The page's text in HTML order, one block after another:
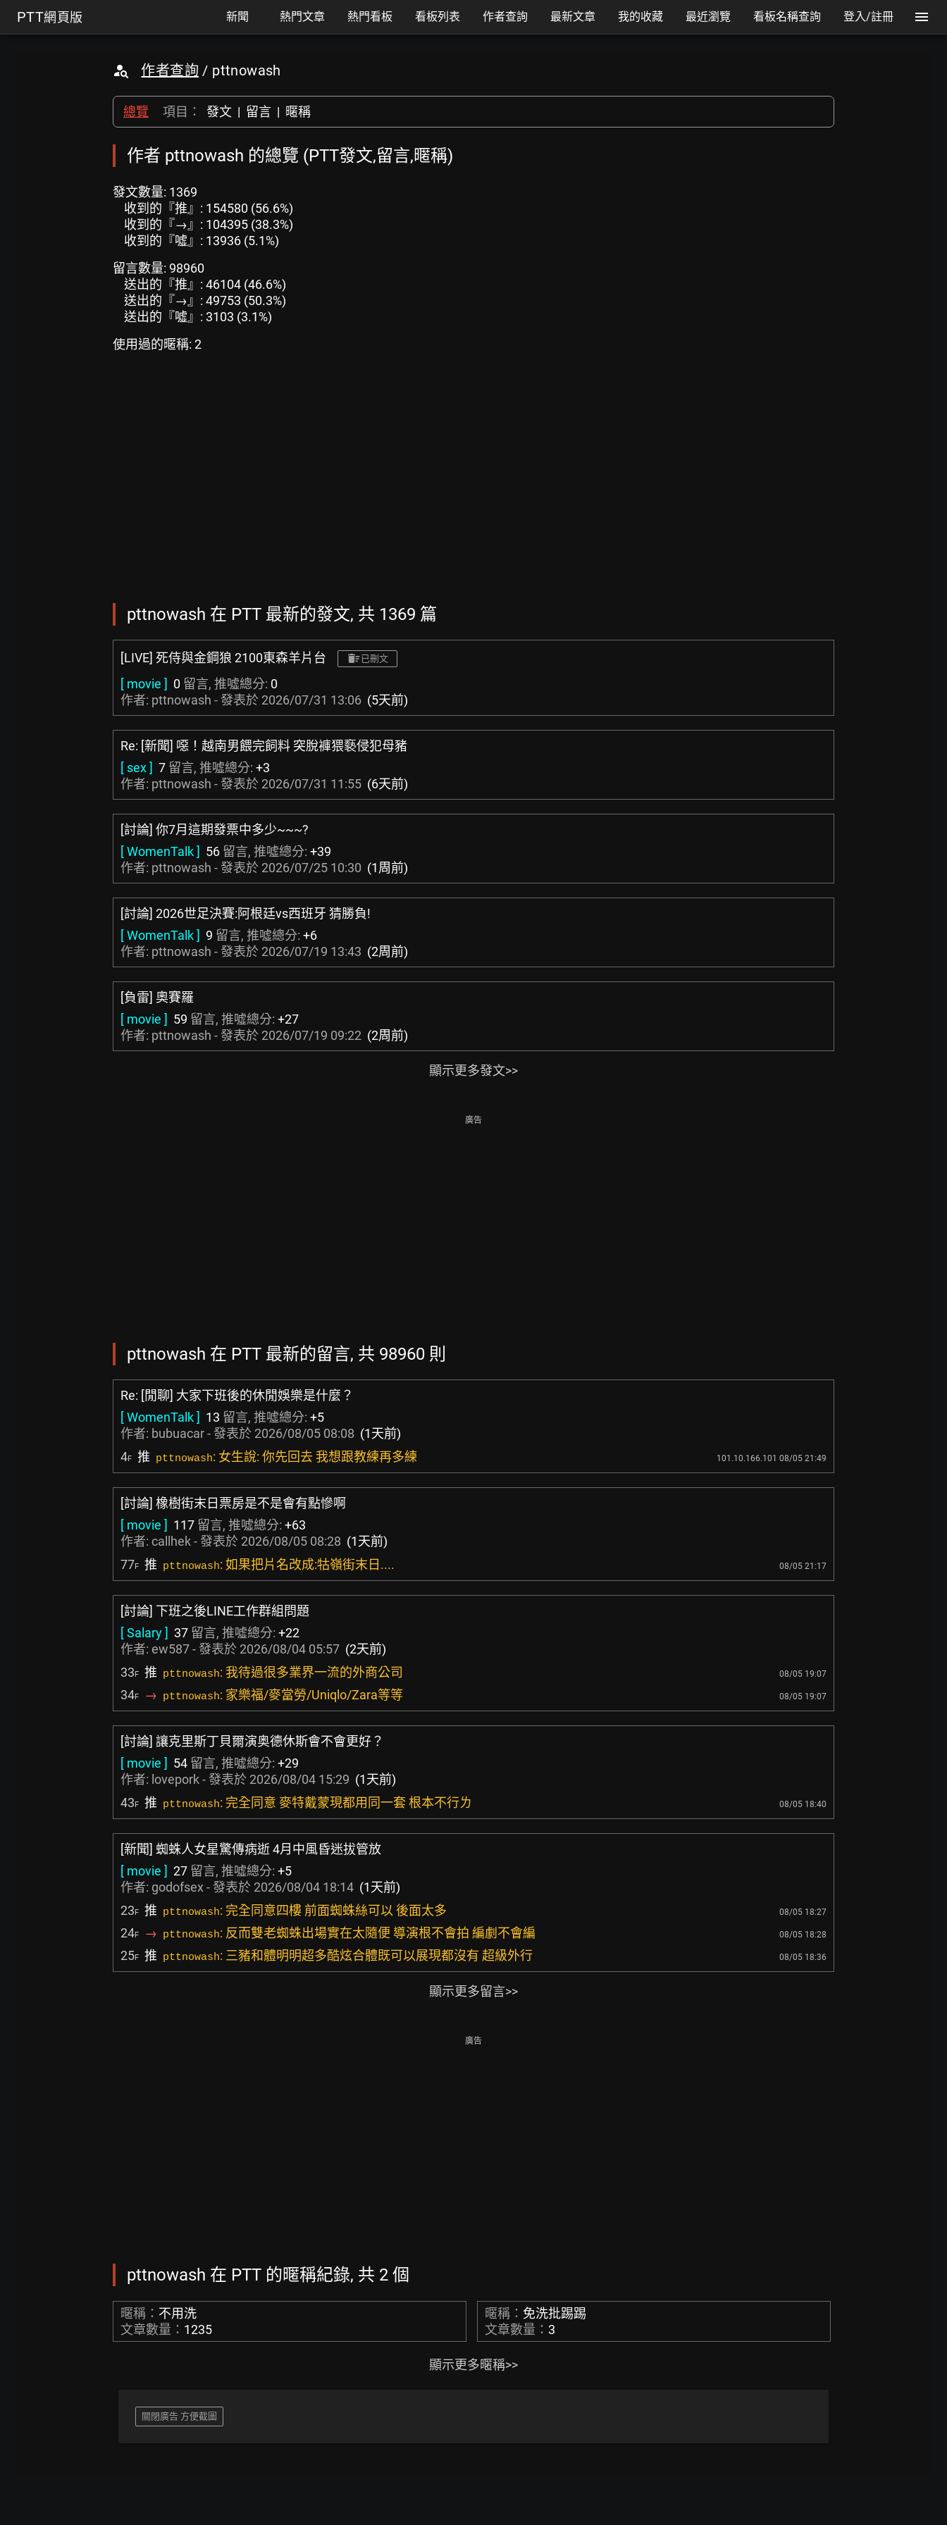
PTT網頁版 新聞 熱門文章 熱門看板 看板列表 作者查詢 最新文章 我的收藏 最近瀏覽 看板名稱查詢 登入/註冊
作者查詢 / pttnowash
總覽 項目： 發文 | 留言 | 暱稱
作者 pttnowash 的總覽 (PTT發文,留言,暱稱)
發文數量: 1369
收到的『推』: 154580 (56.6%)
收到的『→』: 104395 (38.3%)
收到的『噓』: 13936 (5.1%)
留言數量: 98960
送出的『推』: 46104 (46.6%)
送出的『→』: 49753 (50.3%)
送出的『噓』: 3103 (3.1%)
使用過的暱稱: 2
pttnowash 在 PTT 最新的發文, 共 1369 篇
[LIVE] 死侍與金鋼狼 2100東森羊片台 已刪文
[ movie ] 0 留言, 推噓總分: 0
作者: pttnowash - 發表於 2026/07/31 13:06 (5天前)
Re: [新聞] 噁！越南男餵完飼料 突脫褲猥褻侵犯母豬
[ sex ] 7 留言, 推噓總分: +3
作者: pttnowash - 發表於 2026/07/31 11:55 (6天前)
[討論] 你7月這期發票中多少~~~?
[ WomenTalk ] 56 留言, 推噓總分: +39
作者: pttnowash - 發表於 2026/07/25 10:30 (1周前)
[討論] 2026世足決賽:阿根廷vs西班牙 猜勝負!
[ WomenTalk ] 9 留言, 推噓總分: +6
作者: pttnowash - 發表於 2026/07/19 13:43 (2周前)
[負雷] 奧賽羅
[ movie ] 59 留言, 推噓總分: +27
作者: pttnowash - 發表於 2026/07/19 09:22 (2周前)
顯示更多發文>>
廣告
pttnowash 在 PTT 最新的留言, 共 98960 則
Re: [閒聊] 大家下班後的休閒娛樂是什麼？
[ WomenTalk ] 13 留言, 推噓總分: +5
作者: bubuacar- 發表於 2026/08/05 08:08 (1天前)
4F 推 pttnowash: 女生說: 你先回去 我想跟教練再多練 101.10.166.101 08/05 21:49
[討論] 橡樹街末日票房是不是會有點慘啊
[ movie ] 117 留言, 推噓總分: +63
作者: callhek- 發表於 2026/08/05 08:28 (1天前)
77F 推 pttnowash: 如果把片名改成:牯嶺街末日.... 08/05 21:17
[討論] 下班之後LINE工作群組問題
[ Salary ] 37 留言, 推噓總分: +22
作者: ew587- 發表於 2026/08/04 05:57 (2天前)
33F 推 pttnowash: 我待過很多業界一流的外商公司 08/05 19:07
34F → pttnowash: 家樂福/麥當勞/Uniqlo/Zara等等 08/05 19:07
[討論] 讓克里斯丁貝爾演奥德休斯會不會更好？
[ movie ] 54 留言, 推噓總分: +29
作者: lovepork- 發表於 2026/08/04 15:29 (1天前)
43F 推 pttnowash: 完全同意 麥特戴蒙現都用同一套 根本不行ㄌ 08/05 18:40
[新聞] 蜘蛛人女星驚傳病逝 4月中風昏迷拔管放
[ movie ] 27 留言, 推噓總分: +5
作者: godofsex - 發表於 2026/08/04 18:14 (1天前)
23F 推 pttnowash: 完全同意四樓 前面蜘蛛絲可以 後面太多 08/05 18:27
24F → pttnowash: 反而雙老蜘蛛出場實在太隨便 導演根不會拍 編劇不會編 08/05 18:28
25F 推 pttnowash: 三豬和體明明超多酷炫合體既可以展現都沒有 超級外行 08/05 18:36
顯示更多留言>>
廣告
pttnowash 在 PTT 的暱稱紀錄, 共 2 個
暱稱： 不用洗
文章數量： 1235
暱稱： 免洗批踢踢
文章數量： 3
顯示更多暱稱>>
關閉廣告 方便截圖